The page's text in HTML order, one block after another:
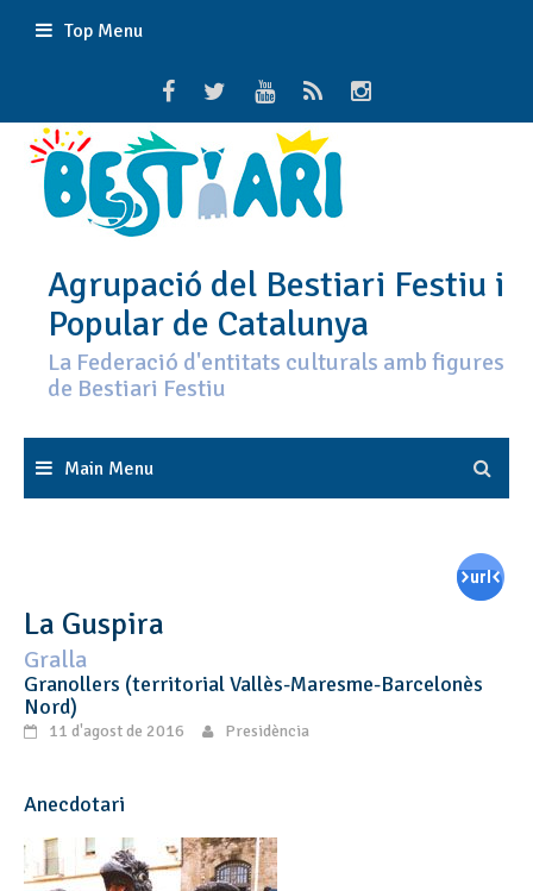
Top Menu
Agrupació del Bestiari Festiu i
Popular de Catalunya
La Federació d'entitats culturals amb figures
de Bestiari Festiu
Main Menu
La Guspira
Gralla
Granollers (territorial Vallès-Maresme-Barcelonès
Nord)
11 d'agost de 2016 Presidència
Anecdotari